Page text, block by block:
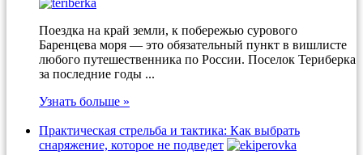
Поездка на край земли, к побережью сурового
Баренцева моря — это обязательный пункт в вишлисте
любого путешественника по России. Поселок Териберка
за последние годы ...
Узнать больше »
Практическая стрельба и тактика: Как выбрать
снаряжение, которое не подведет